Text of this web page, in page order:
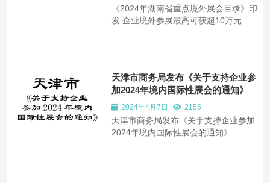
《2024年湖南省重点境外展会目录》印
发 企业境外参展最高可获超10万元补
天津市商务局发布《关于支持企业参
加2024年境内国际性展会的通知》
2024年4月7日 2155
天津市商务局发布《关于支持企业参加
2024年境内国际性展会的通知》